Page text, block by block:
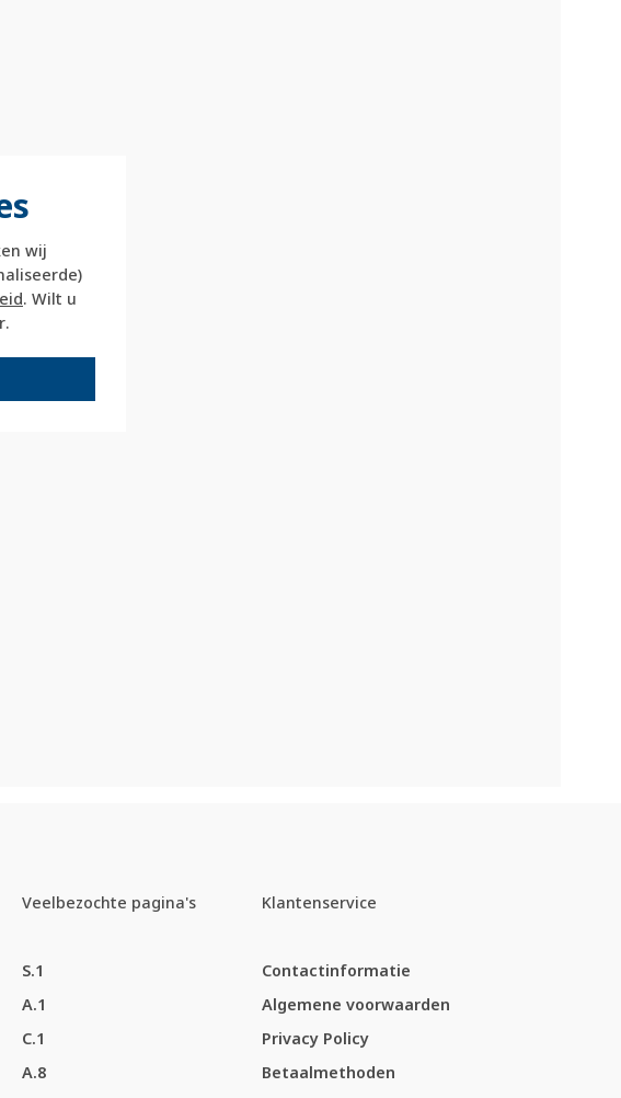
wij
. Wilt u
.
Veelbezochte pagina's
S.1
A.1
C.1
A.8
Klantenservice
Contactinformatie
Algemene voorwaarden
Privacy Policy
Betaalmethoden